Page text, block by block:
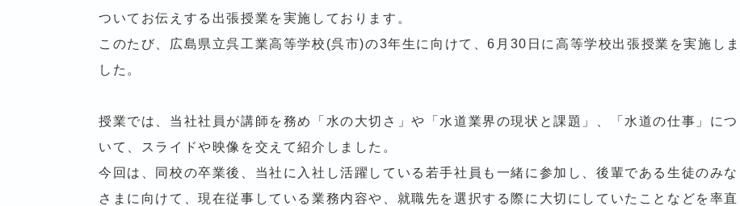
ついてお伝えする出張授業を実施しております。
このたび、広島県立呉工業高等学校(呉市)の3年生に向けて、6月30日に高等学校出張授業を実施しま
した。
授業では、当社社員が講師を務め「水の大切さ」や「水道業界の現状と課題」、「水道の仕事」につ
いて、スライドや映像を交えて紹介しました。
今回は、同校の卒業後、当社に入社し活躍している若手社員も一緒に参加し、後輩である生徒のみな
さまに向けて、現在従事している業務内容や、就職先を選択する際に大切にしていたことなどを率直